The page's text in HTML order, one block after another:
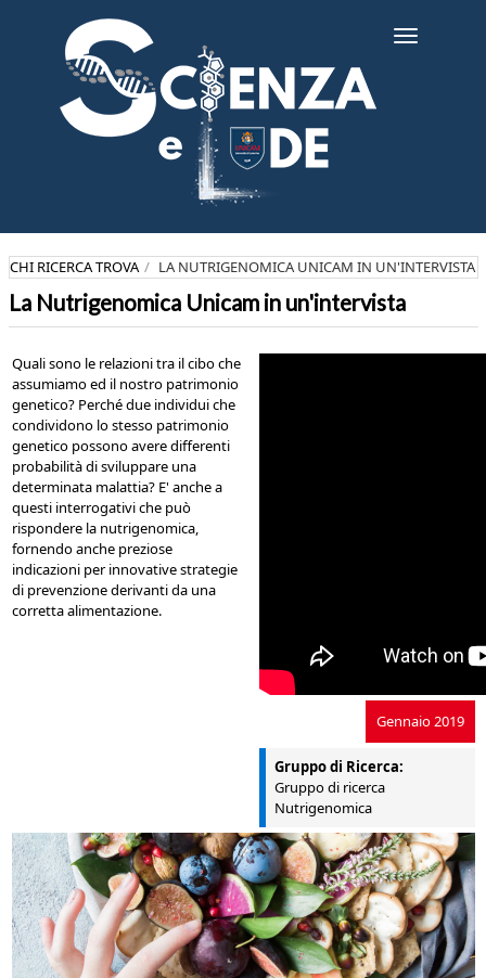
contenuto
Toggle
CHI RICERCA TROVA LA NUTRIGENOMICA UNICAM IN UN'INTERVISTA
La Nutrigenomica Unicam in un'intervista
Quali sono le relazioni tra il cibo che
assumiamo ed il nostro patrimonio
genetico? Perché due individui che
condividono lo stesso patrimonio
genetico possono avere differenti
probabilità di sviluppare una
determinata malattia? E' anche a
questi interrogativi che può
rispondere la nutrigenomica,
fornendo anche preziose
indicazioni per innovative strategie
di prevenzione derivanti da una
corretta alimentazione.
Gennaio 2019
Gruppo di Ricerca:
Gruppo di ricerca
Nutrigenomica
intervista-
nutrigenomics.jpg